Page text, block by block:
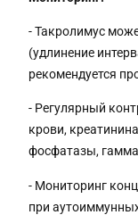
- Такролимус
(удлинение
рекомендуется
- Регулярный
крови,
фосфатазы,
- Мониторинг
при